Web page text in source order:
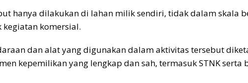
hanya dilakukan di lahan milik sendiri, tidak dalam skala
komersial.
dan alat yang digunakan dalam aktivitas tersebut
kepemilikan yang lengkap dan sah, termasuk STNK serta